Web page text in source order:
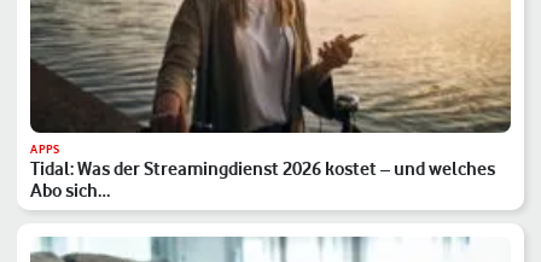
APPS
Tidal: Was der Streamingdienst 2026 kostet – und welches
Abo sich…